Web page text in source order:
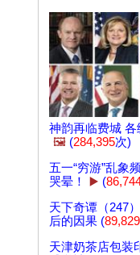
神韵再临费城 各
🖼️ (284,395次)
五一“穷游”乱象
哭晕！
▶️ (
天下奇谭（247
后的因果 (89,829
天津奶茶店包